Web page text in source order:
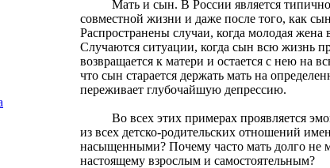
Мать и сын. В России является типичной
совместной жизни и даже после того, как
Распространены случаи, когда молодая
Случаются ситуации, когда сын всю жизнь
возвращается к матери и остается с нею на
что сын старается держать мать на
переживает глубочайшую депрессию.
Во всех этих примерах проявляется
из всех детско-родительских отношений
насыщенными? Почему часто мать долго не
настоящему взрослым и самостоятельным?